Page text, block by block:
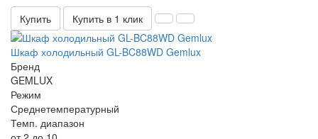
Купить
Купить в 1 клик
Шкаф холодильный GL-BC88WD Gemlux
Бренд
GEMLUX
Режим
Среднетемпературный
Темп. диапазон